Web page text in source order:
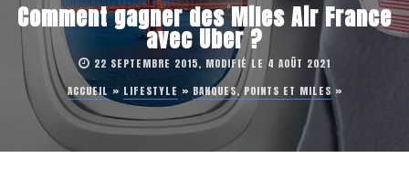
Comment gagner des Miles Air France
avec Uber ?
22 SEPTEMBRE 2015, MODIFIÉ LE 4 AOÛT 2021
ACCUEIL » LIFESTYLE » BANQUES, POINTS ET MILES»